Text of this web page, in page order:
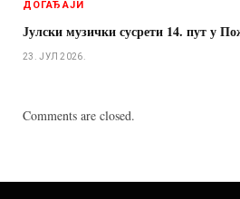
ДОГАЂАЈИ
Јулски музички сусрети 14. пут у
23. ЈУЛ 2026.
Comments are closed.